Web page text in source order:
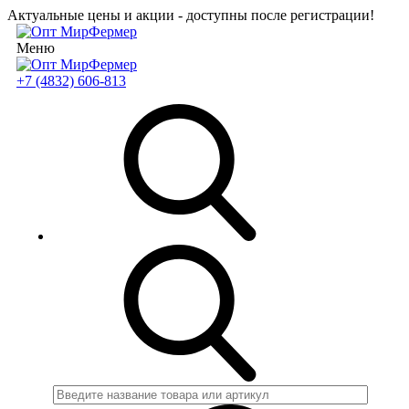
Актуальные цены и акции - доступны после регистрации!
Меню
+7 (4832) 606-813